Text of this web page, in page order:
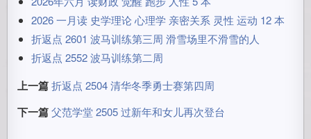
2026 一月读 史学理论 心理学 亲密关系 灵性 运动 12 本
折返点 2601 波马训练第三周 滑雪场里不滑雪的人
折返点 2552 波马训练第二周
上一篇 折返点 2504 清华冬季勇士赛第四周
下一篇 父范学堂 2505 过新年和女儿再次登台